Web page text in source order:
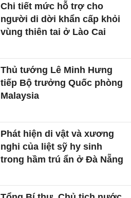
Chi tiết mức hỗ trợ cho
người di dời khẩn cấp khỏi
vùng thiên tai ở Lào Cai
Thủ tướng Lê Minh Hưng
tiếp Bộ trưởng Quốc phòng
Malaysia
Phát hiện di vật và xương
nghi của liệt sỹ hy sinh
trong hầm trú ẩn ở Đà Nẵng